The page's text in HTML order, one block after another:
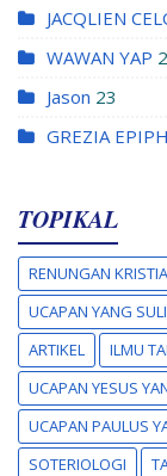
JACQLIEN
WAWAN YAP
Jason 23
GREZIA
TOPIKAL
RENUNGAN
UCAPAN YANG
ARTIKEL
ILMU
UCAPAN YESUS
UCAPAN PAULUS
SOTERIOLOGI